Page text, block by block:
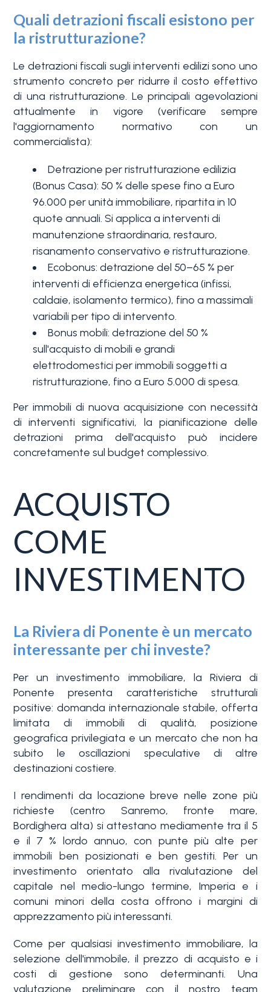
Quali detrazioni fiscali esistono per
la ristrutturazione?
Le detrazioni fiscali sugli interventi edilizi sono uno
strumento concreto per ridurre il costo effettivo
di una ristrutturazione. Le principali agevolazioni
attualmente in vigore (verificare sempre
l'aggiornamento normativo con un
commercialista):
Detrazione per ristrutturazione edilizia
(Bonus Casa): 50 % delle spese fino a Euro
96.000 per unità immobiliare, ripartita in 10
quote annuali. Si applica a interventi di
manutenzione straordinaria, restauro,
risanamento conservativo e ristrutturazione.
Ecobonus: detrazione del 50–65 % per
interventi di efficienza energetica (infissi,
caldaie, isolamento termico), fino a massimali
variabili per tipo di intervento.
Bonus mobili: detrazione del 50 %
sull'acquisto di mobili e grandi
elettrodomestici per immobili soggetti a
ristrutturazione, fino a Euro 5.000 di spesa.
Per immobili di nuova acquisizione con necessità
di interventi significativi, la pianificazione delle
detrazioni prima dell'acquisto può incidere
concretamente sul budget complessivo.
ACQUISTO
COME
INVESTIMENTO
La Riviera di Ponente è un mercato
interessante per chi investe?
Per un investimento immobiliare, la Riviera di
Ponente presenta caratteristiche strutturali
positive: domanda internazionale stabile, offerta
limitata di immobili di qualità, posizione
geografica privilegiata e un mercato che non ha
subito le oscillazioni speculative di altre
destinazioni costiere.
I rendimenti da locazione breve nelle zone più
richieste (centro Sanremo, fronte mare,
Bordighera alta) si attestano mediamente tra il 5
e il 7 % lordo annuo, con punte più alte per
immobili ben posizionati e ben gestiti. Per un
investimento orientato alla rivalutazione del
capitale nel medio-lungo termine, Imperia e i
comuni minori della costa offrono i margini di
apprezzamento più interessanti.
Come per qualsiasi investimento immobiliare, la
selezione dell'immobile, il prezzo di acquisto e i
costi di gestione sono determinanti. Una
valutazione preliminare con il nostro team